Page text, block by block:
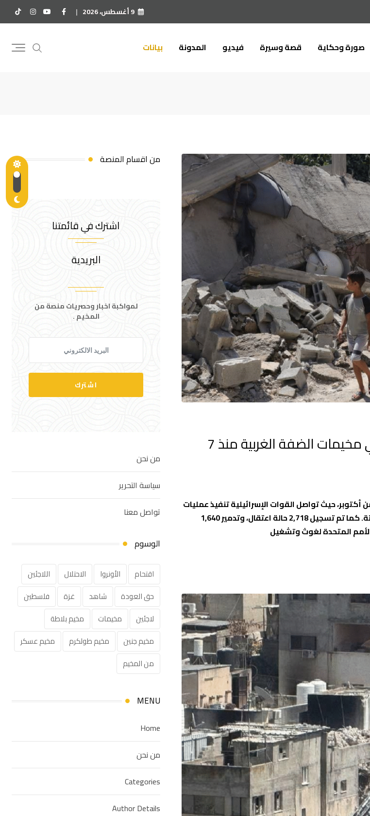
9 أغسطس، 2026
صورة وحكاية قصة وسيرة فيديو المدونة بيانات
تدمير 1,640 مبنى واعتقال أكثر من 2,700 لاجئ في مخيمات الضفة الغربية منذ 7
حيث تواصل القوات الإسرائيلية تنفيذ عمليات
اقتحام متكررة، أسفرت عن استشهاد 423 لاجئًا، وإصابة 1,492 آخرين بجروح متفاوتة. كما تم تسجيل 2,718 حالة اعتقال، وتدمير 1,640
من اقسام المنصة
اشترك في قائمتنا
البريدية
لمواكبة اخبار وحصريات منصة من
المخيم .
اشترك
من نحن
سياسة التحرير
تواصل معنا
الوسوم
اقتحام الأونروا الاحتلال
اللاجئين
حق العودة
شاهد غزة
فلسطين
لاجئين
مخيمات
مخيم بلاطة
مخيم جنين
مخيم طولكرم
مخيم عسكر
من المخيم
MENU
Home
من نحن
Categories
Author Details